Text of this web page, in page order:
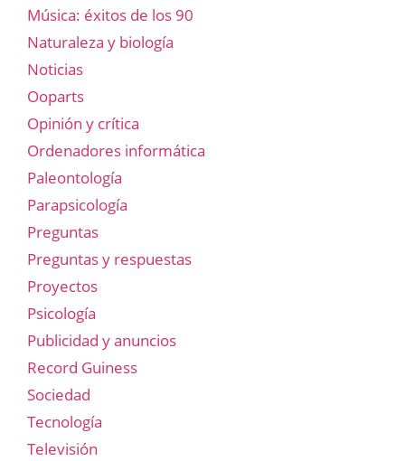
Música: éxitos de los 90
Naturaleza y biología
Noticias
Ooparts
Opinión y crítica
Ordenadores informática
Paleontología
Parapsicología
Preguntas
Preguntas y respuestas
Proyectos
Psicología
Publicidad y anuncios
Record Guiness
Sociedad
Tecnología
Televisión